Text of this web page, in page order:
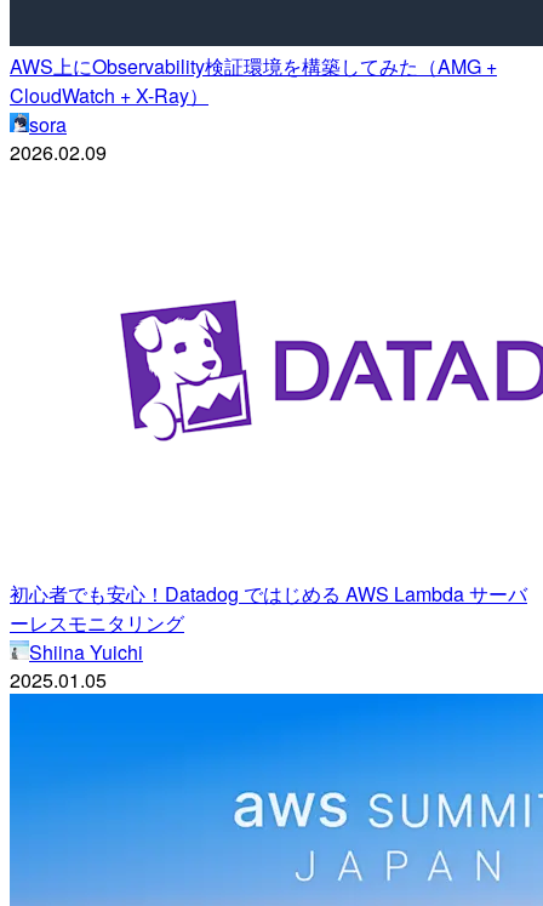
AWS上にObservability検証環境を構築してみた（AMG +
CloudWatch + X-Ray）
sora
2026.02.09
初心者でも安心！Datadog ではじめる AWS Lambda サーバ
ーレスモニタリング
Shiina Yuichi
2025.01.05